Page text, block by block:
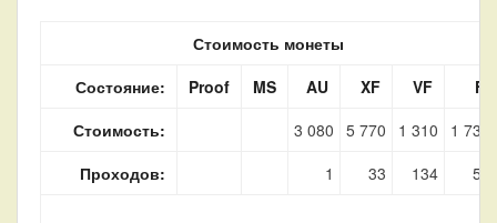
Стоимость монеты
Состояние:
Proof MS AU XF VF
F
Стоимость:
3 080 5 770 1 310
1 730
Проходов:
1 33 134 50